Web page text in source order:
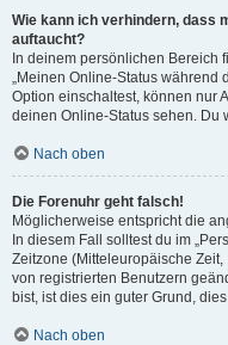
Wie kann ich verhindern, dass
auftaucht?
In deinem persönlichen Bereich
„Meinen Online-Status während
Option einschaltest, können nur
deinen Online-Status sehen. Du
Nach oben
Die Forenuhr geht falsch!
Möglicherweise entspricht die
In diesem Fall solltest du im
Zeitzone (Mitteleuropäische
von registrierten Benutzern
bist, ist dies ein guter Grund,
Nach oben